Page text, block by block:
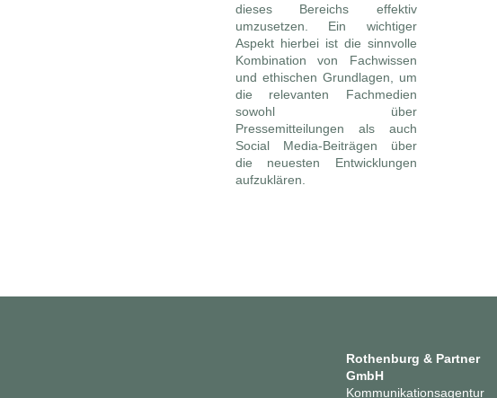
dieses Bereichs effektiv
umzusetzen. Ein wichtiger
Aspekt hierbei ist die sinnvolle
Kombination von Fachwissen
und ethischen Grundlagen, um
die relevanten Fachmedien
sowohl über
Pressemitteilungen als auch
Social Media-Beiträgen über
die neuesten Entwicklungen
aufzuklären.
Rothenburg & Partner
GmbH
Kommunikationsagentur